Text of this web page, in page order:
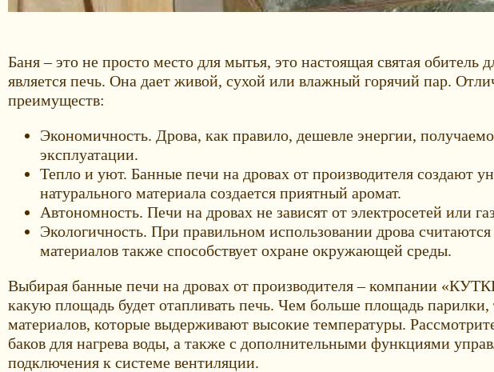
Баня – это не просто место для мытья, это настоящая святая
является печь. Она дает живой, сухой или влажный горячий пар.
преимуществ:
Экономичность. Дрова, как правило, дешевле энергии,
эксплуатации.
Тепло и уют. Банные печи на дровах от производителя создают
натурального материала создается приятный аромат.
Автономность. Печи на дровах не зависят от электросетей или
Экологичность. При правильном использовании дрова
материалов также способствует охране окружающей среды.
Выбирая банные печи на дровах от производителя – компании
какую площадь будет отапливать печь. Чем больше площадь
материалов, которые выдерживают высокие температуры.
баков для нагрева воды, а также с дополнительными функциями
подключения к системе вентиляции.